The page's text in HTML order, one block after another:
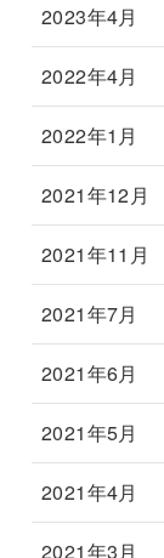
2023年4月
2022年4月
2022年1月
2021年12月
2021年11月
2021年7月
2021年6月
2021年5月
2021年4月
2021年3月